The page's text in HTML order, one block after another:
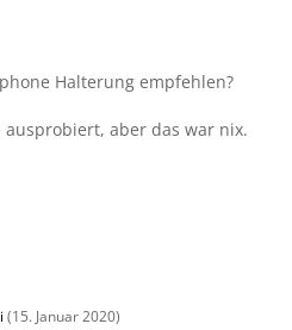
Halterung empfehlen?
aber das war nix.
(15. Januar 2020)